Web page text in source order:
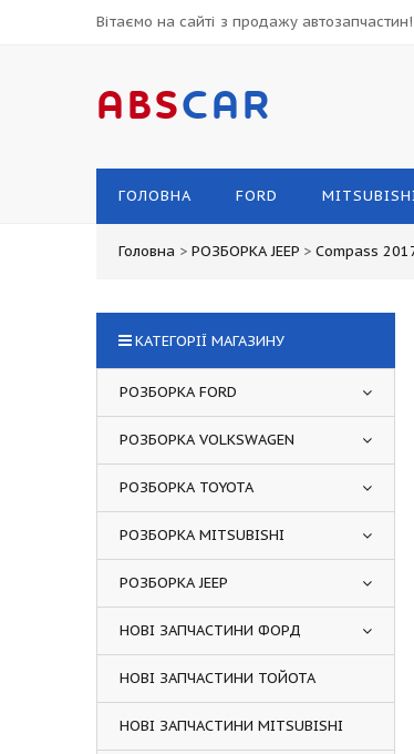
Вітаємо на сайті з продажу автозапчастин!
ABSCAR
ГОЛОВНА FORD
Головна > РОЗБОРКА JEEP > Compass
КАТЕГОРІЇ МАГАЗИНУ
РОЗБОРКА FORD
РОЗБОРКА VOLKSWAGEN
РОЗБОРКА TOYOTA
РОЗБОРКА MITSUBISHI
РОЗБОРКА JEEP
НОВІ ЗАПЧАСТИНИ ФОРД
НОВІ ЗАПЧАСТИНИ ТОЙОТА
НОВІ ЗАПЧАСТИНИ MITSUBISHI